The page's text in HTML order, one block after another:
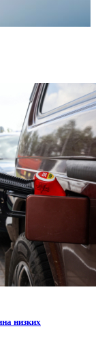
низких